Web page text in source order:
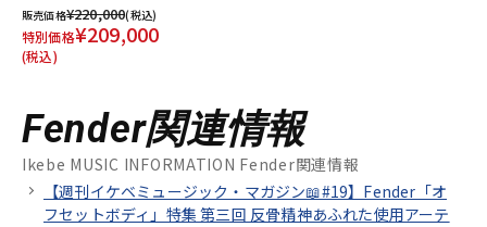
販売価格¥220,000(税込)
特別価格¥209,000
(税込)
Fender関連情報
Ikebe MUSIC INFORMATION Fender関連情報
【週刊イケベミュージック・マガジン📖#19】Fender「オ
フセットボディ」特集 第三回 反骨精神あふれた使用アーテ